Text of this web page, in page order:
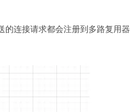
的连接请求都会注册到多路复用器